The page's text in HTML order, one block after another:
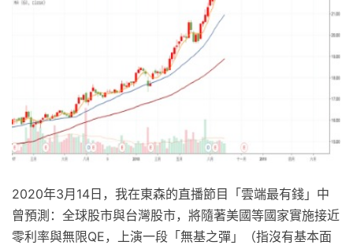
2020年3月14日，我在東森的直播節目「雲端最有錢」中
曾預測：全球股市與台灣股市，將隨著美國等國家實施接近
零利率與無限QE，上演一段「無基之彈」（指沒有基本面